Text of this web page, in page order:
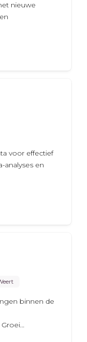
nieuwe
voor effectief
analyses en
binnen de